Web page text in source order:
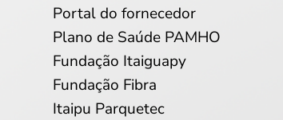
Portal do fornecedor
Plano de Saúde PAMHO
Fundação Itaiguapy
Fundação Fibra
Itaipu Parquetec